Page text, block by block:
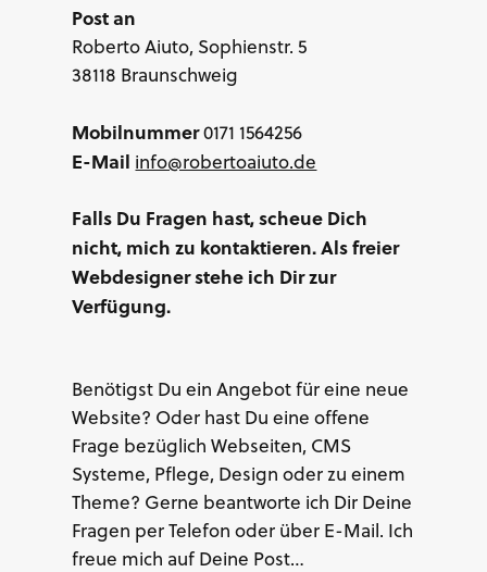
Post an
Roberto Aiuto, Sophienstr. 5
38118 Braunschweig
Mobilnummer0171 1564256
E-Mail info@robertoaiuto.de
Falls Du Fragen hast, scheue Dich
nicht, mich zu kontaktieren. Als freier
Webdesigner stehe ich Dir zur
Verfügung.
Benötigst Du ein Angebot für eine neue
Website? Oder hast Du eine offene
Frage bezüglich Webseiten, CMS
Systeme, Pflege, Design oder zu einem
Theme? Gerne beantworte ich Dir Deine
Fragen per Telefon oder über E-Mail. Ich
freue mich auf Deine Post…